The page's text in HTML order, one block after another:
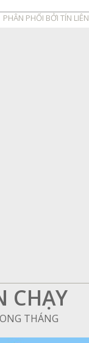
PHÂN PHỐI BỞI TÍN LIÊN
CHẠY
THÁNG